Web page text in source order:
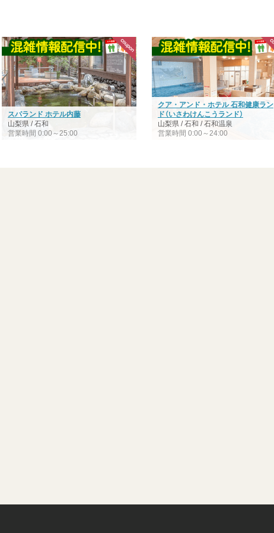
スパランド ホテル内藤
山梨県 / 石和
営業時間 0:00～25:00
クア・アンド・ホテル 石和健康ラン
ド（いさわけんこうランド）
山梨県 / 石和 / 石和温泉
営業時間 0:00～24:00